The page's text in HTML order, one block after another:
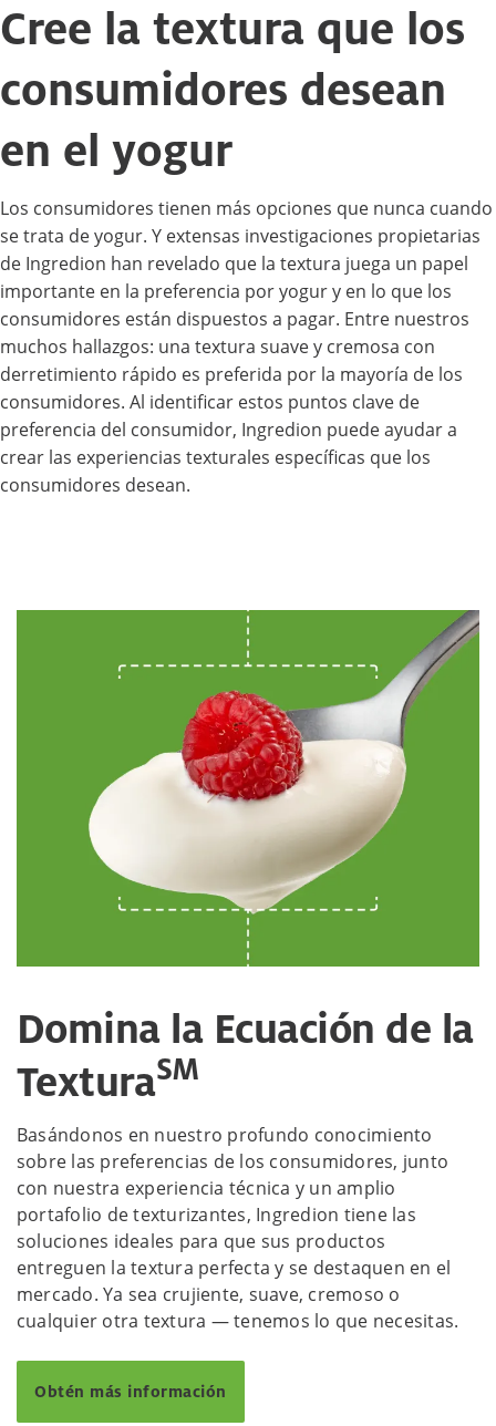
Cree la textura que los
consumidores desean
en el yogur
Los consumidores tienen más opciones que nunca cuando
se trata de yogur. Y extensas investigaciones propietarias
de Ingredion han revelado que la textura juega un papel
importante en la preferencia por yogur y en lo que los
consumidores están dispuestos a pagar. Entre nuestros
muchos hallazgos: una textura suave y cremosa con
derretimiento rápido es preferida por la mayoría de los
consumidores. Al identificar estos puntos clave de
preferencia del consumidor, Ingredion puede ayudar a
crear las experiencias texturales específicas que los
consumidores desean.
Domina la Ecuación de la
TexturaSM
Basándonos en nuestro profundo conocimiento
sobre las preferencias de los consumidores, junto
con nuestra experiencia técnica y un amplio
portafolio de texturizantes, Ingredion tiene las
soluciones ideales para que sus productos
entreguen la textura perfecta y se destaquen en el
mercado. Ya sea crujiente, suave, cremoso o
cualquier otra textura — tenemos lo que necesitas.
Obtén más información